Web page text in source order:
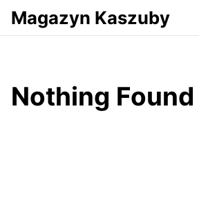
Przejdź do serwisu magazynkaszuby.pl
Magazyn Kaszuby
Nothing Found